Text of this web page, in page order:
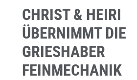
CHRIST & HEIRI
ÜBERNIMMT DIE
GRIESHABER
FEINMECHANIK